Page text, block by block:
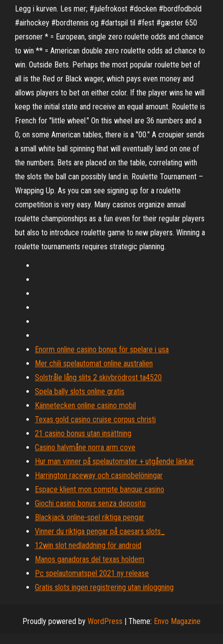
Legg i kurven. Les mer; #julefrokost #docken #bordfodbold
#airhockey #bordtennis og #dartspil til #fest #gæster 650
personer * = European, single zero roulette odds and chance
to win ** = American double zero roulette odds ad chance to
win. Outside Bets. Perhaps the most popular roulette bet of
all is the Red or Black wager, which pays even money and
allows players to bet on either color. If the player wins he will
keep the initial state and receive an equal amount. Roulette is
French for "little wheel." On this wheel are 36 numbers and a
0; on some American tables, there is a "00." A croupier sends
a small white ball spinning that will eventually land on one of
the numbers. Bets are placed on the table, correlating with
the slots the ball can possibly land in. Roulette Tournament –
Wrapping Up. As you can see signing up for a roulette
competition is very easy. Many casinos organize annual
roulette championships as a fun even for their regular players
but also to introduce roulette game to new players. Winning a
roulette tournaments requires strategic planning.
Enorm online casino bonus för spelare i usa
Mer chili spelautomat online australien
Solstråle lång slits 2 skivbrödrost ta4520
Spela bally slots online gratis
Kännetecken online casino mobil
Texas gold casino cruise corpus christi
21 casino bonus utan insättning
Casino halvmåne norra arm cove
Hur man vinner på spelautomater + utgående länkar
Harrington raceway och casinobelöningar
Espace klient mon compte banque casino
Giochi casino bonus senza deposito
Blackjack online-spel riktiga pengar
Vinner du riktiga pengar på caesars slots_
12win slot nedladdning för android
Manos ganadoras del texas holdem
Pc spelautomatspel 2021 ny release
Gratis slots ingen registrering utan inloggning
Proudly powered by WordPress | Theme: Envo Magazine